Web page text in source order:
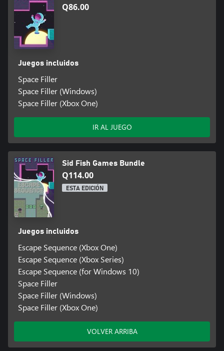
Q86.00
Juegos incluidos
Space Filler
Space Filler (Windows)
Space Filler (Xbox One)
IR AL JUEGO
Sid Fish Games Bundle
Q114.00
ESTA EDICIÓN
Juegos incluidos
Escape Sequence (Xbox One)
Escape Sequence (Xbox Series)
Escape Sequence (for Windows 10)
Space Filler
Space Filler (Windows)
Space Filler (Xbox One)
VOLVER ARRIBA